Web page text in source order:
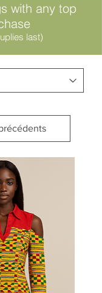
with any top
last)